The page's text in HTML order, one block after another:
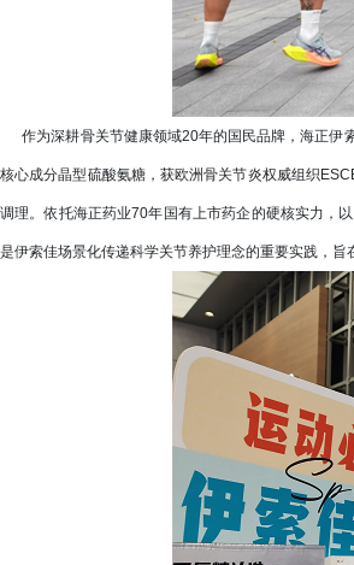
作为深耕骨关节健康领域20年的国民品牌，海正伊
核心成分晶型硫酸氨糖，获欧洲骨关节炎权威组织
调理。依托海正药业70年国有上市药企的硬核实力，
是伊索佳场景化传递科学关节养护理念的重要实践，